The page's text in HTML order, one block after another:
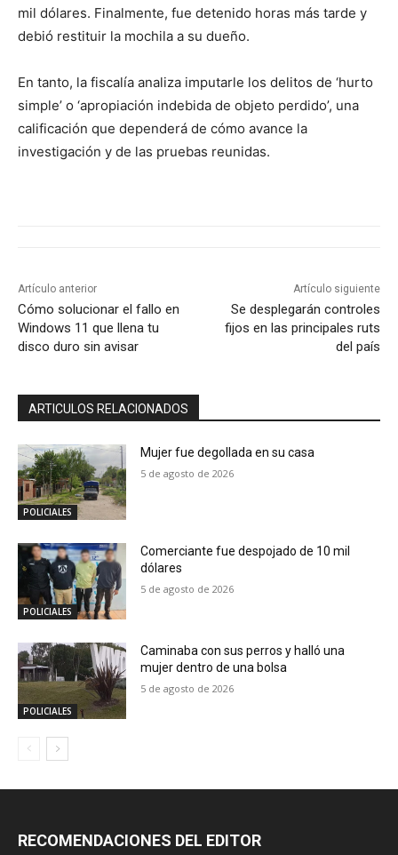
mil dólares. Finalmente, fue detenido horas más tarde y
debió restituir la mochila a su dueño.
En tanto, la fiscalía analiza imputarle los delitos de ‘hurto
simple’ o ‘apropiación indebida de objeto perdido’, una
calificación que dependerá de cómo avance la
investigación y de las pruebas reunidas.
Artículo anterior
Cómo solucionar el fallo en
Windows 11 que llena tu
disco duro sin avisar
Artículo siguiente
Se desplegarán controles
fijos en las principales ruts
del país
ARTICULOS RELACIONADOS
POLICIALES
Mujer fue degollada en su casa
5 de agosto de 2026
POLICIALES
Comerciante fue despojado de 10 mil
dólares
5 de agosto de 2026
POLICIALES
Caminaba con sus perros y halló una
mujer dentro de una bolsa
5 de agosto de 2026
RECOMENDACIONES DEL EDITOR